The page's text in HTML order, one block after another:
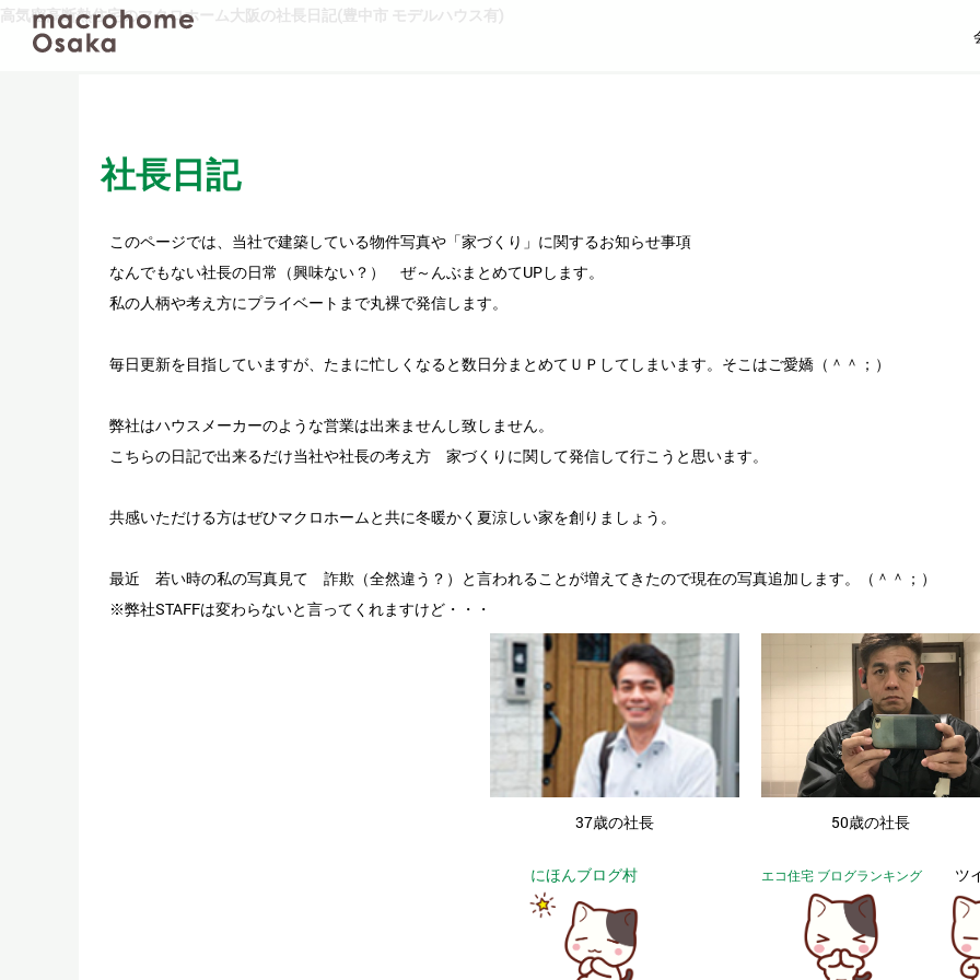
高気密高断熱住宅のマクロホーム大阪の社長日記(豊中市 モデルハウス有)
社長日記
このページでは、当社で建築している物件写真や「家づくり」に関するお知らせ事項
なんでもない社長の日常（興味ない？） ぜ～んぶまとめてUPします。
私の人柄や考え方にプライベートまで丸裸で発信します。
毎日更新を目指していますが、たまに忙しくなると数日分まとめてＵＰしてしまいます。そこはご愛嬌（＾＾；）
弊社はハウスメーカーのような営業は出来ませんし致しません。
こちらの日記で出来るだけ当社や社長の考え方 家づくりに関して発信して行こうと思います。
共感いただける方はぜひマクロホームと共に冬暖かく夏涼しい家を創りましょう。
最近 若い時の私の写真見て 詐欺（全然違う？）と言われることが増えてきたので現在の写真追加します。（＾＾；）
※弊社STAFFは変わらないと言ってくれますけど・・・
37歳の社長 50歳の社長
にほんブログ村 エコ住宅 ブログランキング ツ